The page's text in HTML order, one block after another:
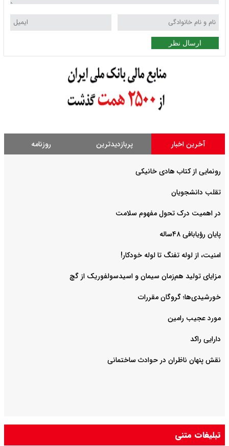
ارسال نظر
آخرین اخبار پربازدیدترین روزنامه
رونمایی از کتاب هادی خانیکی
‌تقلب دانشجویان
در اهمیت درک تحول مفهوم سلامت
پایان رؤیابافی ۴۸ساله
امنیت، از لوله تفنگ تا ‌لوله خودکار!
مزایای تولید هم‌زمان سیمان و اسیدسولفوریک از گچ
خورشیدی‌ها؛ گروگان مقررات
مورد عجیب رامین
دارایی راکد
نقش پنهان ناظران در حوادث ساختمانی
تبلیغات متنی